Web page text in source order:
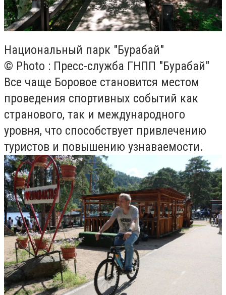
Национальный парк "Бурабай"
© Photo : Пресс-служба ГНПП "Бурабай"
Все чаще Боровое становится местом
проведения спортивных событий как
странового, так и международного
уровня, что способствует привлечению
туристов и повышению узнаваемости.